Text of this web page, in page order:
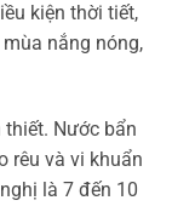
kiện thời tiết,
nắng nóng,
Nước bẩn
rêu và vi khuẩn
là 7 đến 10